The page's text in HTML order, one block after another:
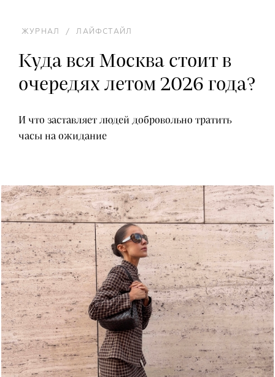
ЖУРНАЛ / ЛАЙФСТАЙЛ
Куда вся Москва стоит в
очередях летом 2026 года?
И что заставляет людей добровольно тратить
часы на ожидание